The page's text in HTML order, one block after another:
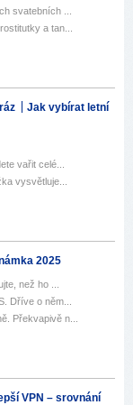
svatebních ...
a tan...
Jak vybírat letní
vařit celé...
vysvětluje...
2025
než ho ...
Dříve o něm...
Překvapivě n...
VPN – srovnání